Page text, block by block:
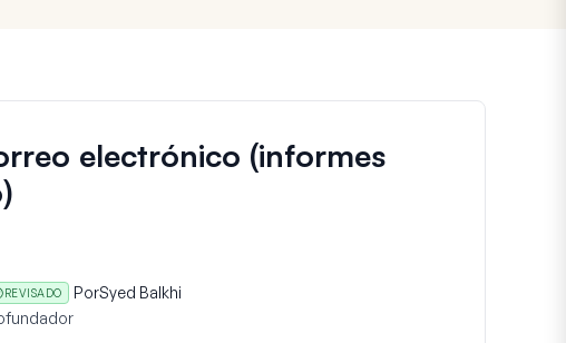
electrónico (informes
REVISADO PorSyed Balkhi